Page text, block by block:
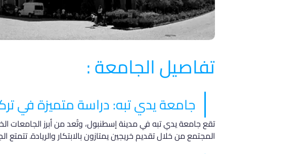
تفاصيل الجامعة :
جامعة يدي تبه: دراسة متميزة في
المجتمع من خلال تقديم خريجين يمتازون بالابتكار والريادة.